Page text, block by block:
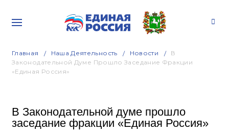
Главная Наша Деятельность Новости
В
Законодательной Думе Прошло Заседание Фракции
«Единая Россия»
В Законодательной думе прошло
заседание фракции «Единая Россия»